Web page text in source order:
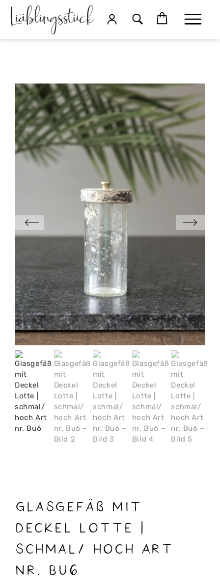
Glasgefäß mit
Deckel Lotte |
schmal/ hoch Art
nr. Bu6